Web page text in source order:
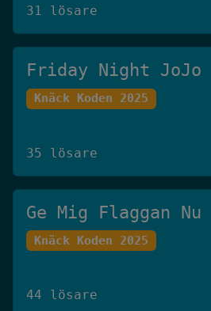
31 lösare
Friday Night JoJo
Knäck Koden 2025
35 lösare
Ge Mig Flaggan Nu
Knäck Koden 2025
44 lösare